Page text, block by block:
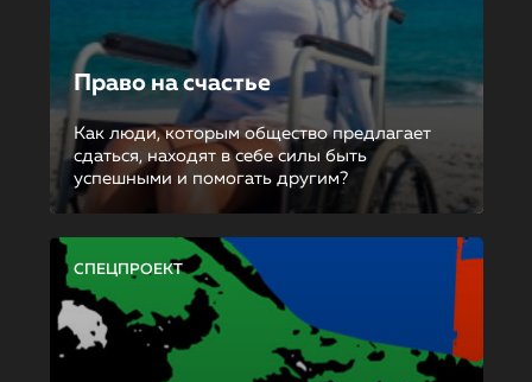
Право на счастье
Как люди, которым общество предлагает
сдаться, находят в себе силы быть
успешными и помогать другим?
СПЕЦПРОЕКТ